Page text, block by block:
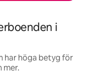
i
har höga betyg för
mer.